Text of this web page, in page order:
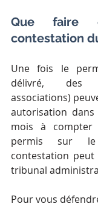
Que faire
contestation
Une fois le
délivré, des
associations)
autorisation
mois à compter
permis sur
contestation
tribunal
Pour vous